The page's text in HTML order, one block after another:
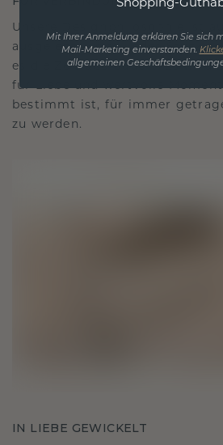
Unsere Designphilosophie ist
ausgelegt, wobei jedes Stück
es die Zeit überdauert. Es wird
für Liebe und wertvolle
bestimmt ist, für immer
zu werden.
IN LIEBE GEWICKELT
Mit Ihrer Anmeldung erklären Sie sich
Mail-Marketing einverstanden.
allgemeinen